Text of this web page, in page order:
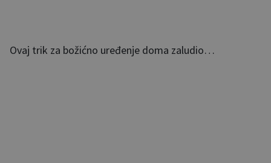
Ovaj trik za božićno uređenje doma zaludio…